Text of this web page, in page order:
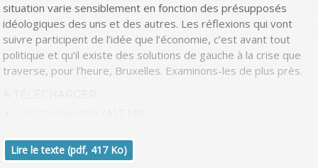
situation varie sensiblement en fonction des présupposés
idéologiques des uns et des autres. Les réflexions qui vont
suivre participent de l’idée que l’économie, c’est avant tout
politique et qu’il existe des solutions de gauche à la crise que
traverse, pour l’heure, Bruxelles. Examinons-les de plus près.
Lire le texte (pdf, 417 Ko)